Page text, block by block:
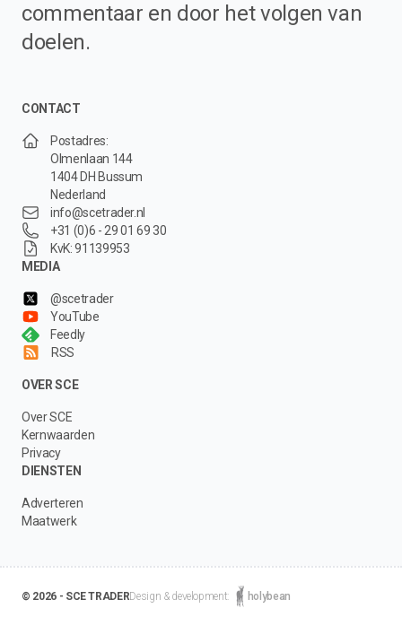
commentaar en door het volgen van
doelen.
CONTACT
Postadres:
Olmenlaan 144
1404 DH Bussum
Nederland
info@scetrader.nl
+31 (0)6 - 29 01 69 30
KvK: 91139953
MEDIA
@scetrader
YouTube
Feedly
RSS
OVER SCE
Over SCE
Kernwaarden
Privacy
DIENSTEN
Adverteren
Maatwerk
© 2026 - SCE TRADERDesign & development: holybean